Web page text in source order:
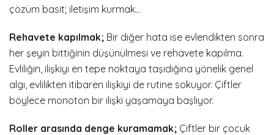
çözüm basit; iletişim kurmak…
Rehavete kapılmak; Bir diğer hata ise evlendikten sonra
her şeyin bittiğinin düşünülmesi ve rehavete kapılma.
Evliliğin, ilişkiyi en tepe noktaya taşıdığına yönelik genel
algı, evlilikten itibaren ilişkiyi de rutine sokuyor. Çiftler
böylece monoton bir ilişki yaşamaya başlıyor.
Roller arasında denge kuramamak; Çiftler bir çocuk